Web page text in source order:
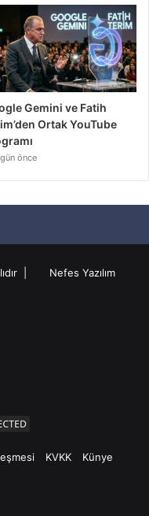
Gemini ve Fatih
Ortak YouTube
önce
| Nefes Yazılım
KVKK Künye